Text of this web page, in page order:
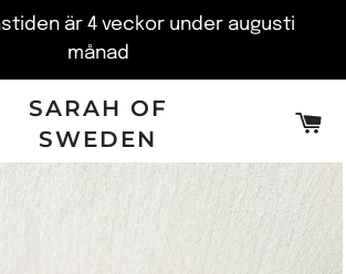
är 4 veckor under augusti
månad
SARAH OF
SWEDEN